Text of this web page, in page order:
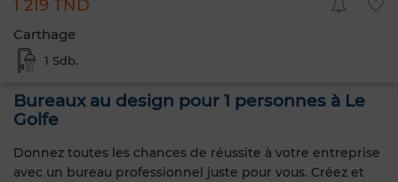
1 219 TND
Carthage
1 Sdb.
Bureaux au design pour 1 personnes à Le
Golfe
Donnez toutes les chances de réussite à votre entreprise
avec un bureau professionnel juste pour vous. Créez et